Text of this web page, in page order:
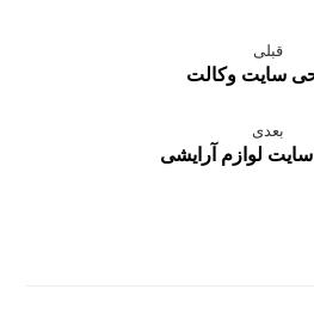
قبلی
سایت وکالت
بعدی
لوازم آرایشی